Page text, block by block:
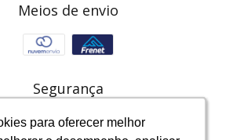
para oferecer melhor
para oferecer melhor
para oferecer melhor
para oferecer melhor
para oferecer melhor
Meios de envio
Segurança